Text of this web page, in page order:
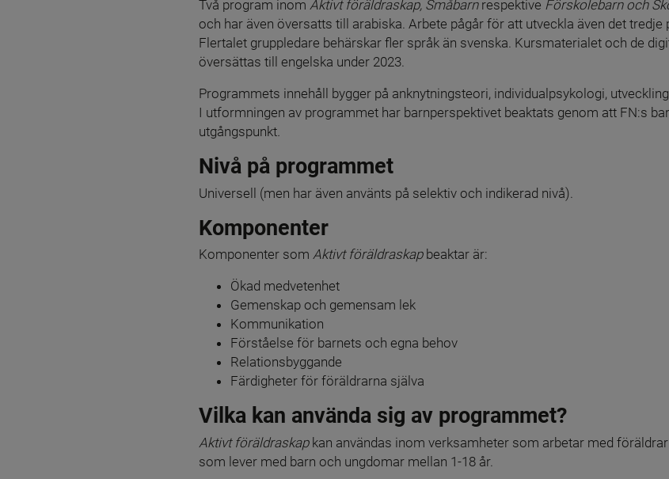
Två program inom Aktivt föräldraskap, Småbarn respektive Förskolebarn och
och har även översatts till arabiska. Arbete pågår för att utveckla även det
Flertalet gruppledare behärskar fler språk än svenska. Kursmaterialet och de
översättas till engelska under 2023.
Programmets innehåll bygger på anknytningsteori, individualpsykologi,
I utformningen av programmet har barnperspektivet beaktats genom att FN:s
utgångspunkt.
Nivå på programmet
Universell (men har även använts på selektiv och indikerad nivå).
Komponenter
Komponenter som Aktivt föräldraskap beaktar är:
Ökad medvetenhet
Gemenskap och gemensam lek
Kommunikation
Förståelse för barnets och egna behov
Relationsbyggande
Färdigheter för föräldrarna själva
Vilka kan använda sig av programmet?
Aktivt föräldraskap kan användas inom verksamheter som arbetar med
som lever med barn och ungdomar mellan 1-18 år.